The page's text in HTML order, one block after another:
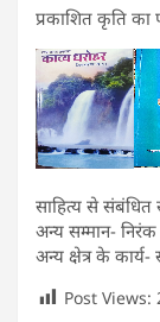
प्रकाशित कृति का
साहित्य से संबंधित
अन्य सम्मान- निरंक
अन्य क्षेत्र के
Post Views: